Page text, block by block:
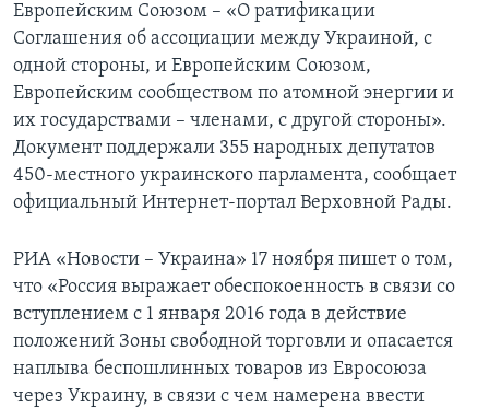
Европейским Союзом – «О ратификации
Соглашения об ассоциации между Украиной, с
одной стороны, и Европейским Союзом,
Европейским сообществом по атомной энергии и
их государствами – членами, с другой стороны».
Документ поддержали 355 народных депутатов
450-местного украинского парламента, сообщает
официальный Интернет-портал Верховной Рады.
РИА «Новости – Украина» 17 ноября пишет о том,
что «Россия выражает обеспокоенность в связи со
вступлением с 1 января 2016 года в действие
положений Зоны свободной торговли и опасается
наплыва беспошлинных товаров из Евросоюза
через Украину, в связи с чем намерена ввести